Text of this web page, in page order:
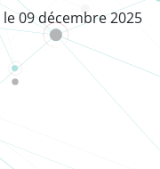
le09 décembre 2025